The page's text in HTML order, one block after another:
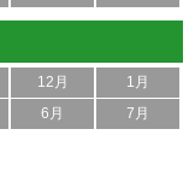
12月
1月
6月 7月